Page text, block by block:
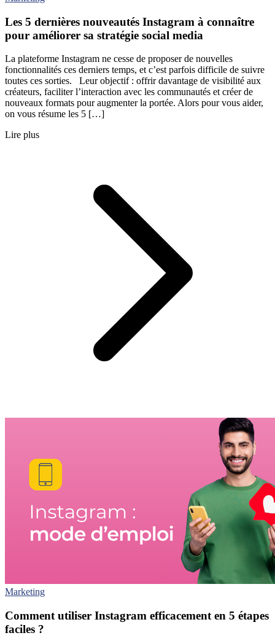
Les 5 dernières nouveautés Instagram à connaître
pour améliorer sa stratégie social media
La plateforme Instagram ne cesse de proposer de nouvelles
fonctionnalités ces derniers temps, et c’est parfois difficile de suivre
toutes ces sorties. Leur objectif : offrir davantage de visibilité aux
créateurs, faciliter l’interaction avec les communautés et créer de
nouveaux formats pour augmenter la portée. Alors pour vous aider,
on vous résume les 5 […]
Lire plus
Marketing
Comment utiliser Instagram efficacement en 5 étapes
faciles ?